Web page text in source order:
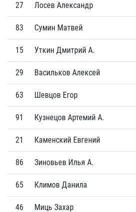
27 Лосев Александр
83 Сумин Матвей
15 Уткин Дмитрий А.
29 Васильков Алексей
63 Шевцов Егор
91 Кузнецов Артемий А.
21 Каменский Евгений
86 Зиновьев Илья А.
65 Климов Данила
46 Миць Захар